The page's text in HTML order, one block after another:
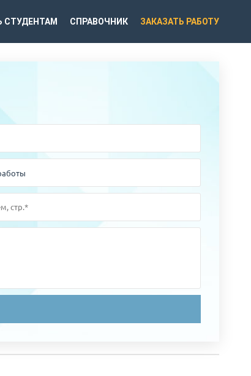
СТУДЕНТАМ СПРАВОЧНИК ЗАКАЗАТЬ РАБОТУ